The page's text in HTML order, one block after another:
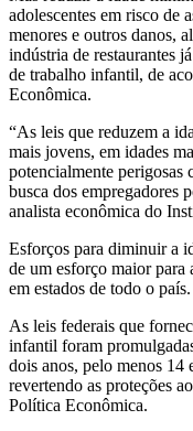
adolescentes em risco de
menores e outros danos,
indústria de restaurantes
de trabalho infantil, de
Econômica.
“As leis que reduzem a
mais jovens, em idades
potencialmente perigosas
busca dos empregadores
analista econômica do
Esforços para diminuir a
de um esforço maior para
em estados de todo o país.
As leis federais que
infantil foram
dois anos, pelo menos 14
revertendo as proteções
Política Econômica.